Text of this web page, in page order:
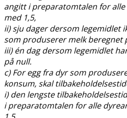
angitt i preparatomtalen for
med 1,5,
ii) sju dager dersom legemidlet
som produserer melk beregnet
iii) én dag dersom legemidlet
på null.
c) For egg fra dyr som
konsum, skal
i) den lengste
i preparatomtalen for alle